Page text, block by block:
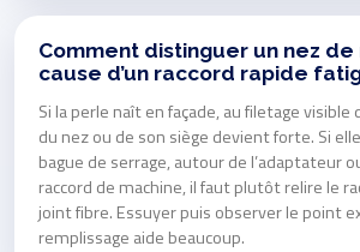
Comment distinguer un nez
cause d’un raccord rapide
Si la perle naît en façade, au filetage
du nez ou de son siège devient forte. Si
bague de serrage, autour de l’adaptateur
raccord de machine, il faut plutôt relire le
joint fibre. Essuyer puis observer le point
remplissage aide beaucoup.